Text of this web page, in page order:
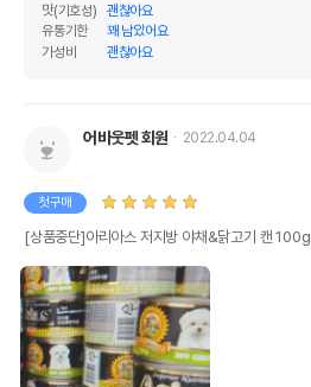
맛(기호성)
괜찮아요
유통기한
꽤 남았어요
가성비
괜찮아요
어바웃펫 회원 2022.04.04
첫구매
[상품중단]아리아스 저지방 야채&닭고기 캔 100g